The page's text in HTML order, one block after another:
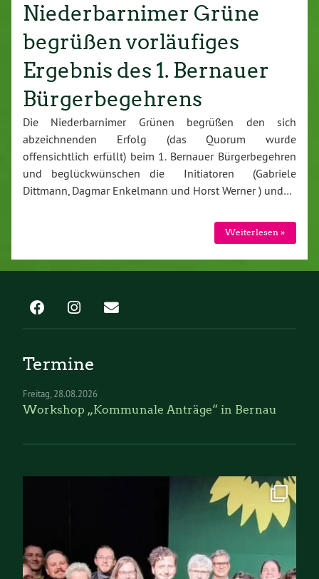
Niederbarnimer Grüne
begrüßen vorläufiges
Ergebnis des 1. Bernauer
Bürgerbegehrens
Die Niederbarnimer Grünen begrüßen den sich
abzeichnenden Erfolg (das Quorum wurde
offensichtlich erfüllt) beim 1. Bernauer Bürgerbegehren
und beglückwünschen die Initiatoren (Gabriele
Dittmann, Dagmar Enkelmann und Horst Werner ) und…
Weiterlesen »
Termine
Freitag 28.08.2026
Workshop „Kommunale Anträge“ in Bernau